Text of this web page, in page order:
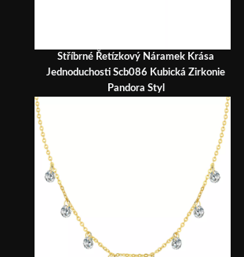
Stříbrné Řetízkový Náramek Krása
Jednoduchosti Scb086 Kubická Zirkonie
Pandora Styl